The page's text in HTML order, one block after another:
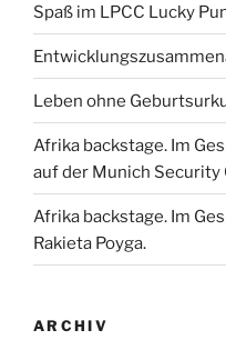
Spaß im LPCC Lucky
Leben ohne
Afrika backstage. Im
auf der Munich Security
Afrika backstage. Im
Rakieta Poyga.
ARCHIV